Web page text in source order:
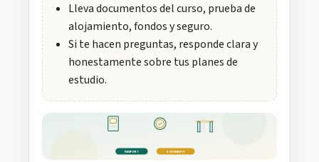
Lleva documentos del curso, prueba de
alojamiento, fondos y seguro.
Si te hacen preguntas, responde clara y
honestamente sobre tus planes de
estudio.
PASSPORT DOCUMENTS